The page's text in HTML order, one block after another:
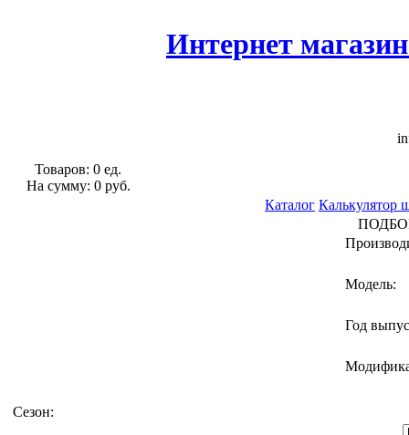
Интернет
Товаров: 0 ед.
На сумму: 0 руб.
Каталог Калькулятор
Модель:
Год
Сезон: